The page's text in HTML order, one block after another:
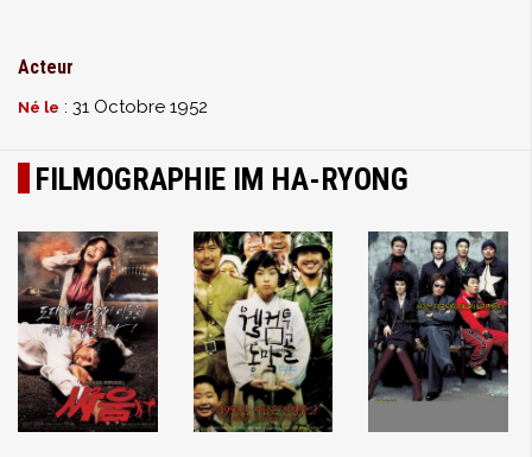
Acteur
Né le : 31 Octobre 1952
FILMOGRAPHIE IM HA-RYONG